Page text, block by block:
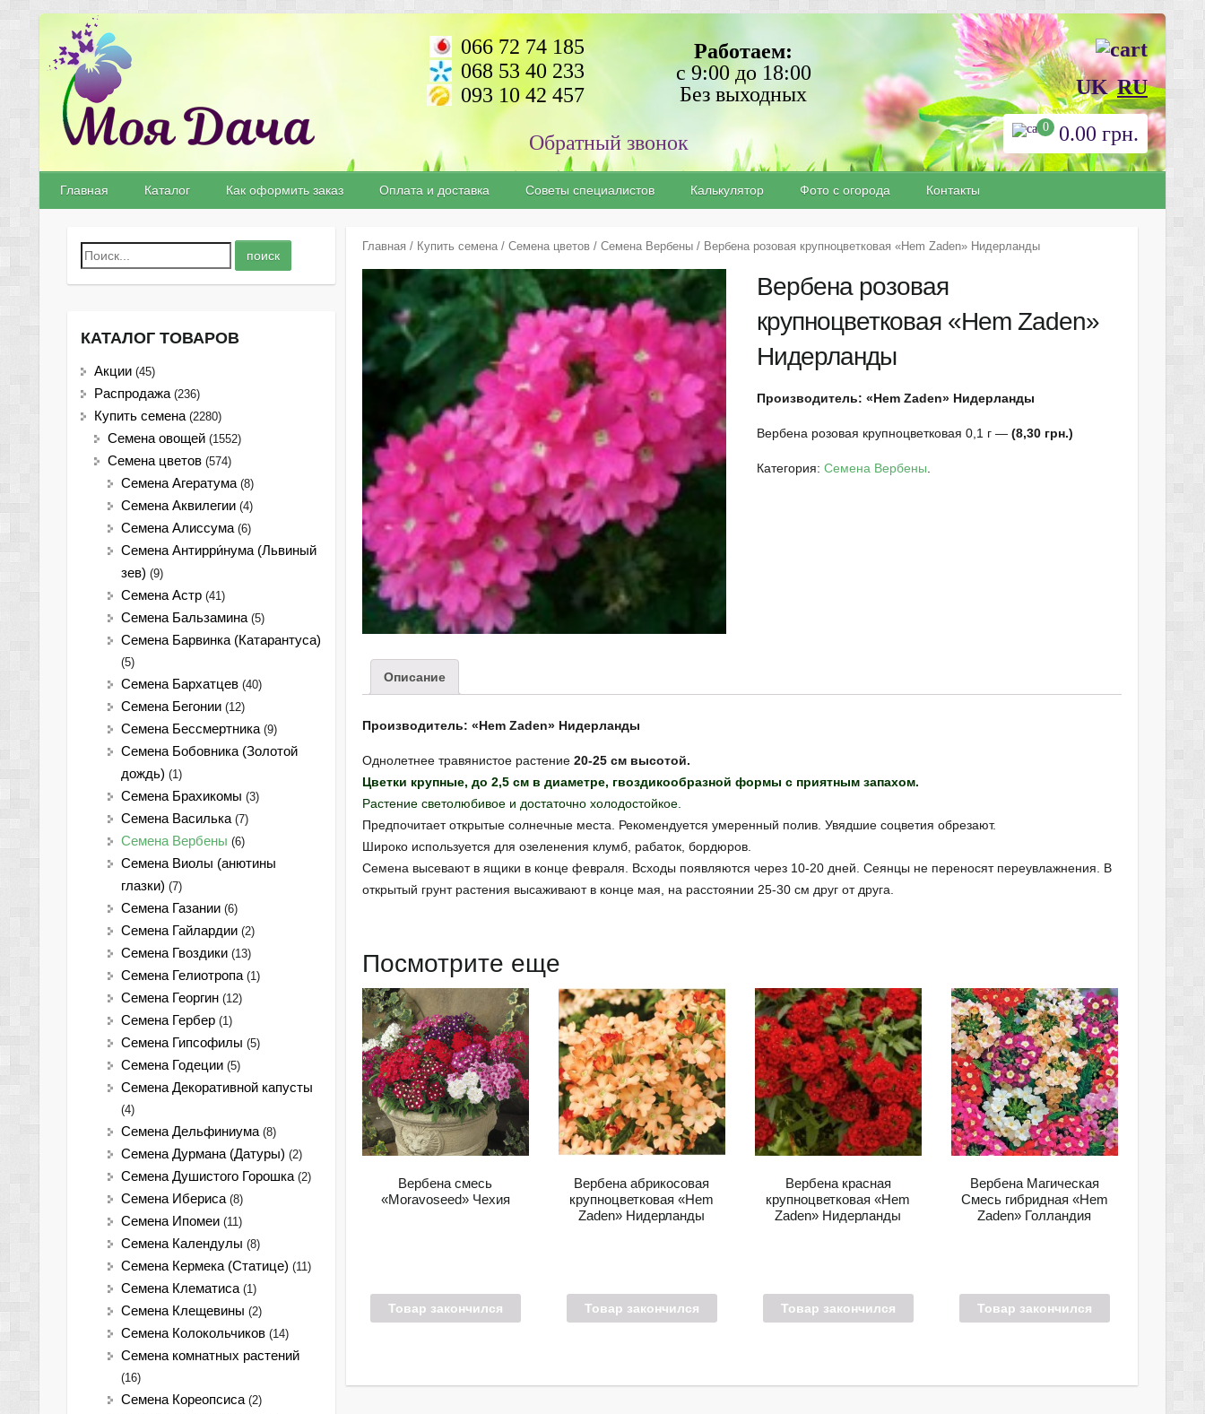
066 72 74 185
068 53 40 233
093 10 42 457
Работаем:
с 9:00 до 18:00
Без выходных
UK RU
0 0.00 грн.
Главная Каталог Как оформить заказ Оплата и доставка Советы специалистов Калькулятор Фото с огорода Контакты
Главная / Купить семена/ Семена цветов/ Семена Вербены/ Вербена розовая крупноцветковая «Hem Zaden» Нидерланды
Вербена розовая
крупноцветковая «Hem Zaden»
Нидерланды
Производитель: «Hem Zaden» Нидерланды
Вербена розовая крупноцветковая 0,1 г —(8,30 грн.)
Категория:Семена Вербены
Описание
Производитель: «Hem Zaden» Нидерланды
Однолетнее травянистое растение 20-25 см высотой.
Цветки крупные, до 2,5 см в диаметре, гвоздикообразной формы с приятным запахом.
Растение светолюбивое и достаточно холодостойкое.
Предпочитает открытые солнечные места. Рекомендуется умеренный полив. Увядшие соцветия обрезают.
Широко используется для озеленения клумб, рабаток, бордюров.
Семена высевают в ящики в конце февраля. Всходы появляются через 10-20 дней. Сеянцы не переносят переувлажнения. В
открытый грунт растения высаживают в конце мая, на расстоянии 25-30 см друг от друга.
Посмотрите еще
Вербена смесь
«Moravoseed» Чехия
Товар закончился
Вербена абрикосовая
крупноцветковая «Hem
Zaden» Нидерланды
Товар закончился
Вербена красная
крупноцветковая «Hem
Zaden» Нидерланды
Товар закончился
Вербена Магическая
Cмесь гибридная «Hem
Zaden» Голландия
Товар закончился
КАТАЛОГ ТОВАРОВ
Акции (45)
Распродажа (236)
Купить семена (2280)
Семена овощей (1552)
Семена цветов (574)
Семена Агератума (8)
Семена Аквилегии (4)
Семена Алиссума (6)
Семена Антирри́нума (Львиный
зев) (9)
Семена Астр (41)
Семена Бальзамина (5)
Семена Барвинка (Катарантуса)
(5)
Семена Бархатцев (40)
Семена Бегонии (12)
Семена Бессмертника (9)
Семена Бобовника (Золотой
дождь) (1)
Семена Брахикомы (3)
Семена Василька (7)
Семена Вербены (6)
Семена Виолы (анютины
глазки) (7)
Семена Газании (6)
Семена Гайлардии (2)
Семена Гвоздики (13)
Семена Гелиотропа (1)
Семена Георгин (12)
Семена Гербер (1)
Семена Гипсофилы (5)
Семена Годеции (5)
Семена Декоративной капусты
(4)
Семена Дельфиниума (8)
Семена Дурмана (Датуры) (2)
Семена Душистого Горошка (2)
Семена Ибериса (8)
Семена Ипомеи (11)
Семена Календулы (8)
Семена Кермека (Статице) (11)
Семена Клематиса (1)
Семена Клещевины (2)
Семена Колокольчиков (14)
Семена комнатных растений
(16)
Семена Кореопсиса (2)